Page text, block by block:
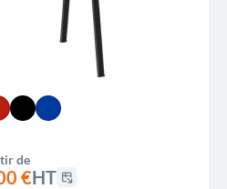
de
€HT